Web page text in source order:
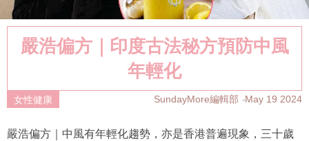
嚴浩偏方｜印度古法秘方預防中風
年輕化
女性健康 SundayMore編輯部 May 19 2024
嚴浩偏方｜中風有年輕化趨勢，亦是香港普遍現象，三十歲